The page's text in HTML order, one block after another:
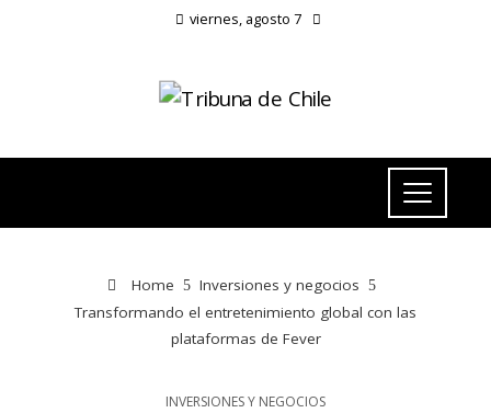
viernes, agosto 7
Home
Inversiones y negocios
Transformando el entretenimiento global con las
plataformas de Fever
INVERSIONES Y NEGOCIOS